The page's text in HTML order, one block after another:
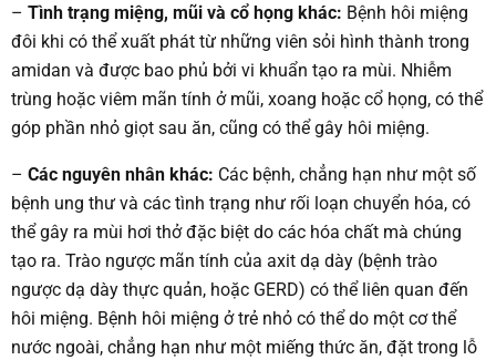
– Tình trạng miệng, mũi và cổ họng khác: Bệnh hôi miệng
đôi khi có thể xuất phát từ những viên sỏi hình thành trong
amidan và được bao phủ bởi vi khuẩn tạo ra mùi. Nhiễm
trùng hoặc viêm mãn tính ở mũi, xoang hoặc cổ họng, có thể
góp phần nhỏ giọt sau ăn, cũng có thể gây hôi miệng.
– Các nguyên nhân khác: Các bệnh, chẳng hạn như một số
bệnh ung thư và các tình trạng như rối loạn chuyển hóa, có
thể gây ra mùi hơi thở đặc biệt do các hóa chất mà chúng
tạo ra. Trào ngược mãn tính của axit dạ dày (bệnh trào
ngược dạ dày thực quản, hoặc GERD) có thể liên quan đến
hôi miệng. Bệnh hôi miệng ở trẻ nhỏ có thể do một cơ thể
nước ngoài, chẳng hạn như một miếng thức ăn, đặt trong lỗ